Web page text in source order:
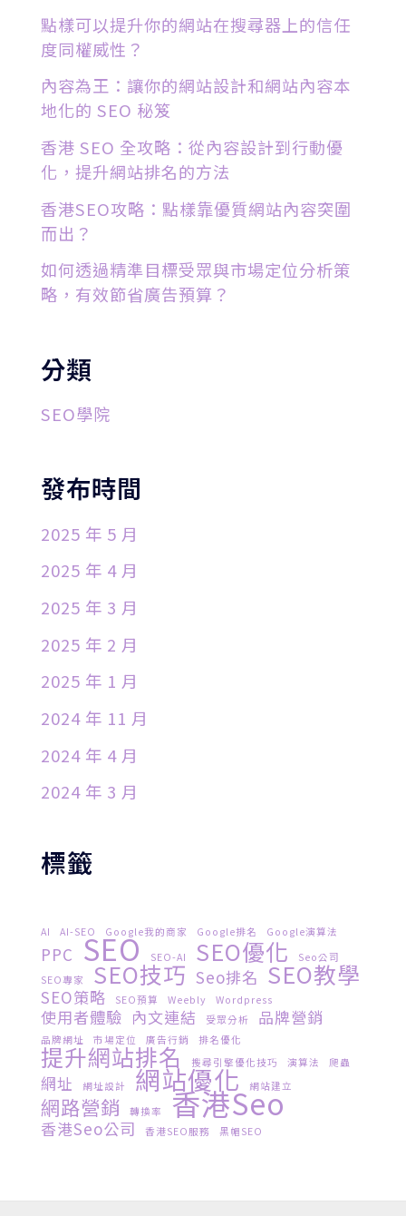
點樣可以提升你的網站在搜尋器上的信任
度同權威性？
內容為王：讓你的網站設計和網站內容本
地化的 SEO 秘笈
香港 SEO 全攻略：從內容設計到行動優
化，提升網站排名的方法
香港SEO攻略：點樣靠優質網站內容突圍
而出？
如何透過精準目標受眾與市場定位分析策
略，有效節省廣告預算？
分類
SEO學院
發布時間
2025 年 5 月
2025 年 4 月
2025 年 3 月
2025 年 2 月
2025 年 1 月
2024 年 11 月
2024 年 4 月
2024 年 3 月
標籤
AI AI-SEO Google我的商家 Google排名 Google演算法
PPC SEO SEO-AI SEO優化
Seo公司
SEO專家
SEO技巧 Seo排名 SEO教學
SEO策略 SEO預算 Weebly Wordpress
使用者體驗 內文連結 受眾分析 品牌營銷
品牌網址 市場定位 廣告行銷 排名優化
提升網站排名 搜尋引擎優化技巧 演算法 爬蟲
網址 網址設計 網站優化 網站建立
網路營銷 轉換率 香港seo
香港seo公司 香港SEO服務 黑帽SEO